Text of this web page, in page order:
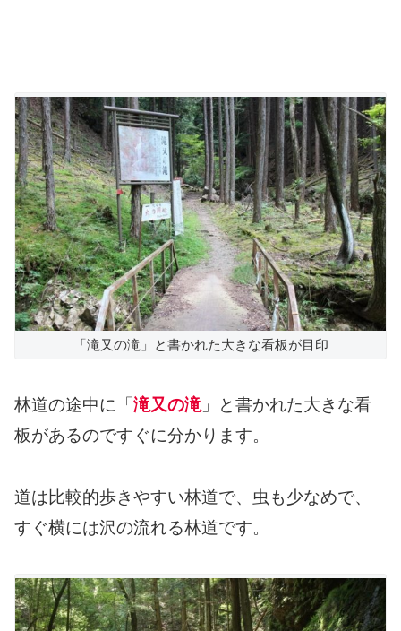
「滝又の滝」と書かれた大きな看板が目印
林道の途中に「 滝又の滝」と書かれた大きな看
板があるのですぐに分かります。
道は比較的歩きやすい林道で、虫も少なめで、
すぐ横には沢の流れる林道です。